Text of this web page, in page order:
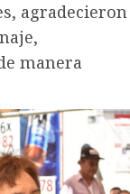
agradecieron
manera